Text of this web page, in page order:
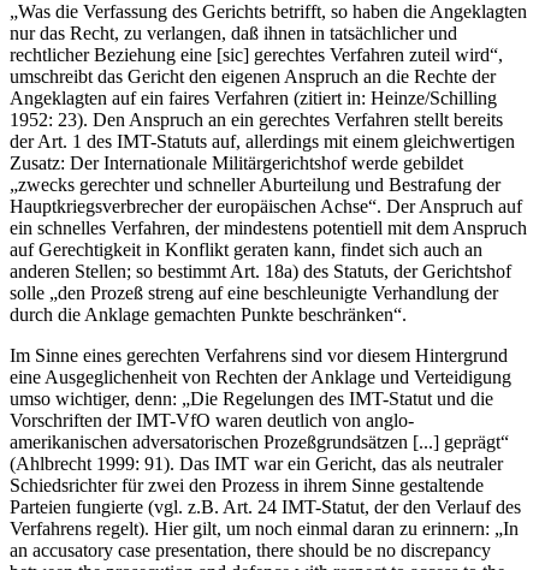
„Was die Verfassung des Gerichts betrifft, so haben die Angeklagten
nur das Recht, zu verlangen, daß ihnen in tatsächlicher und
rechtlicher Beziehung eine [sic] gerechtes Verfahren zuteil wird“,
umschreibt das Gericht den eigenen Anspruch an die Rechte der
Angeklagten auf ein faires Verfahren (zitiert in: Heinze/Schilling
1952: 23). Den Anspruch an ein gerechtes Verfahren stellt bereits
der Art. 1 des IMT-Statuts auf, allerdings mit einem gleichwertigen
Zusatz: Der Internationale Militärgerichtshof werde gebildet
„zwecks gerechter und schneller Aburteilung und Bestrafung der
Hauptkriegsverbrecher der europäischen Achse“. Der Anspruch auf
ein schnelles Verfahren, der mindestens potentiell mit dem Anspruch
auf Gerechtigkeit in Konflikt geraten kann, findet sich auch an
anderen Stellen; so bestimmt Art. 18a) des Statuts, der Gerichtshof
solle „den Prozeß streng auf eine beschleunigte Verhandlung der
durch die Anklage gemachten Punkte beschränken“.
Im Sinne eines gerechten Verfahrens sind vor diesem Hintergrund
eine Ausgeglichenheit von Rechten der Anklage und Verteidigung
umso wichtiger, denn: „Die Regelungen des IMT-Statut und die
Vorschriften der IMT-VfO waren deutlich von anglo-
amerikanischen adversatorischen Prozeßgrundsätzen [...] geprägt“
(Ahlbrecht 1999: 91). Das IMT war ein Gericht, das als neutraler
Schiedsrichter für zwei den Prozess in ihrem Sinne gestaltende
Parteien fungierte (vgl. z.B. Art. 24 IMT-Statut, der den Verlauf des
Verfahrens regelt). Hier gilt, um noch einmal daran zu erinnern: „In
an accusatory case presentation, there should be no discrepancy